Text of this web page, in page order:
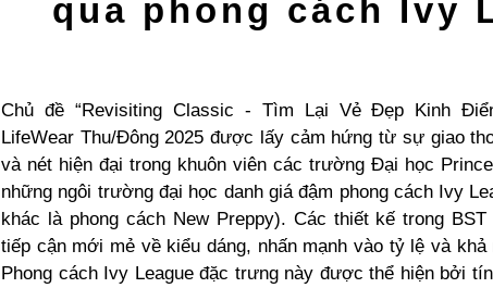
qua phong cách Ivy
Chủ đề “Revisiting Classic - Tìm Lại Vẻ Đẹp Kinh
LifeWear Thu/Đông 2025 được lấy cảm hứng từ sự giao
và nét hiện đại trong khuôn viên các trường Đại học
những ngôi trường đại học danh giá đậm phong cách Ivy
khác là phong cách New Preppy). Các thiết kế trong
tiếp cận mới mẻ về kiểu dáng, nhấn mạnh vào tỷ lệ và
Phong cách Ivy League đặc trưng này được thể hiện bởi